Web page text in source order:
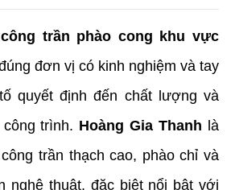
trần phào cong khu vực
đơn vị có kinh nghiệm và tay
quyết định đến chất lượng và
trình. Hoàng Gia Thanh là
trần thạch cao, phào chỉ và
nghệ thuật, đặc biệt nổi bật với